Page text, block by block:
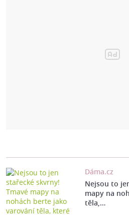
Dáma.cz
Nejsou to
mapy na
těla,…